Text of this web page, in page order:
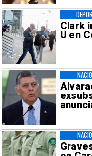
Clark
U en